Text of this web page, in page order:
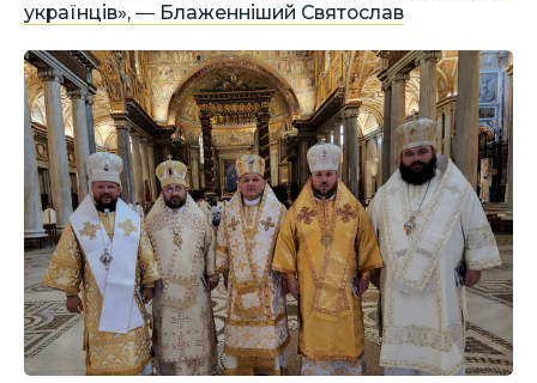
українців», ― Блаженніший Святослав